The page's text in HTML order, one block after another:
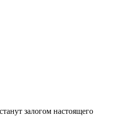
залогом настоящего